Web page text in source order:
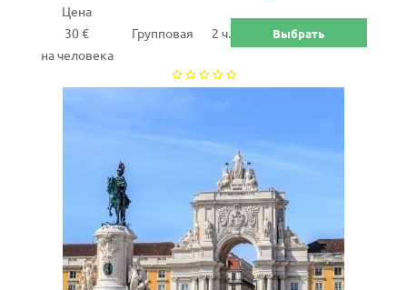
Цена
30 €
на человека
Групповая 2 ч. Выбрать